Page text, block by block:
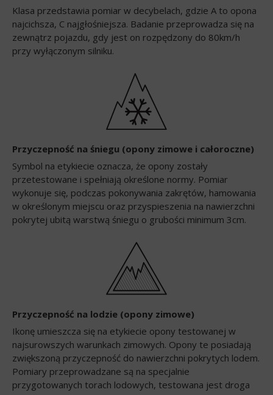
Klasa przedstawia pomiar w decybelach, gdzie A to opona
najcichsza, C najgłośniejsza. Badanie przeprowadza się na
zewnątrz pojazdu, gdy jest on rozpędzony do 80km/h
przy wyłączonym silniku.
Przyczepność na śniegu (opony zimowe i całoroczne)
Symbol na etykiecie oznacza, że opony zostały
przetestowane i spełniają określone normy. Pomiar
wykonuje się, podczas pokonywania zakrętów, hamowania
w określonym miejscu oraz przyspieszenia na nawierzchni
pokrytej ubitą warstwą śniegu o grubości minimum 3cm.
Przyczepność na lodzie (opony zimowe)
Ikonę umieszcza się na etykiecie opony testowanej w
najsurowszych warunkach zimowych. Opony te posiadają
zwiększoną przyczepność do nawierzchni pokrytych lodem.
Pomiary przeprowadzane są na specjalnie
przygotowanych torach lodowych, testowana jest droga